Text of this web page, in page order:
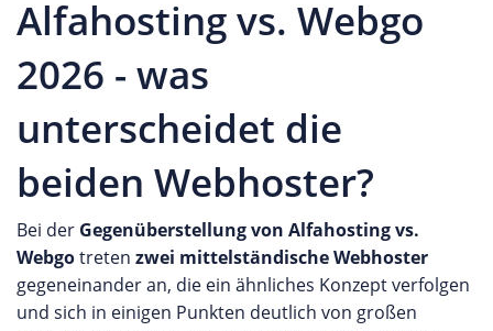
Alfahosting vs. Webgo
2026 - was
unterscheidet die
beiden Webhoster?
Bei der Gegenüberstellung von Alfahosting vs.
Webgotreten zwei mittelständische Webhoster
gegeneinander an, die ein ähnliches Konzept verfolgen
und sich in einigen Punkten deutlich von großen